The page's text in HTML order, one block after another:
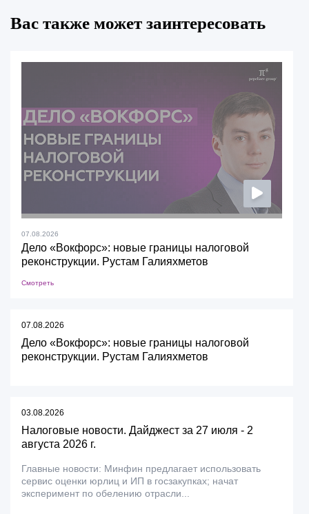
Вас также может заинтересовать
07.08.2026
Дело «Вокфорс»: новые границы налоговой
реконструкции. Рустам Галияхметов
Смотреть
07.08.2026
Дело «Вокфорс»: новые границы налоговой
реконструкции. Рустам Галияхметов
03.08.2026
Налоговые новости. Дайджест за 27 июля - 2
августа 2026 г.
Главные новости: Минфин предлагает использовать
сервис оценки юрлиц и ИП в госзакупках; начат
эксперимент по обелению отрасли...